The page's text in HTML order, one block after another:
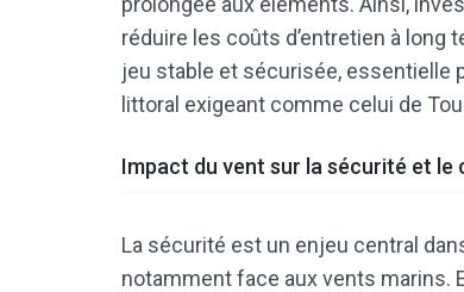
réduire les coûts d’entretien à long
jeu stable et sécurisée, essentielle
littoral exigeant comme celui de
Impact du vent sur la sécurité et
La sécurité est un enjeu central
notamment face aux vents marins.